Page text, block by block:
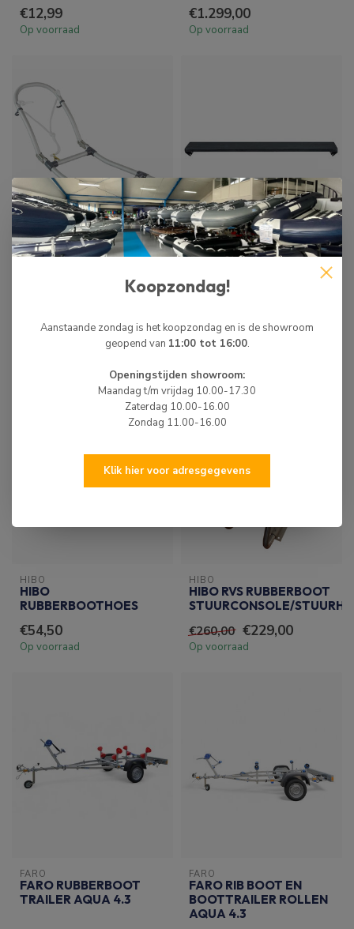
€12,99
Op voorraad
€1.299,00
Op voorraad
HIBO
TREDEN ALUMINIUM
€59,99
HIBO
ZITBANK
BANDBEVESTIGING
€35,00
HIBO
HIBO
RUBBERBOOTHOES
€54,50
Op voorraad
HIBO
HIBO RVS RUBBERBOOT
STUURCONSOLE/
€260,00 €229,00
Op voorraad
FARO
FARO RUBBERBOOT
TRAILER AQUA 4.3
FARO
FARO RIB BOOT EN
BOOTTRAILER ROLLEN
AQUA 4.3
Koopzondag!
Aanstaande zondag is het koopzondag en is de showroom
geopend van 11:00 tot 16:00.
Openingstijden showroom:
Maandag t/m vrijdag 10.00-17.30
Zaterdag 10.00-16.00
Zondag 11.00-16.00
Klik hier voor adresgegevens